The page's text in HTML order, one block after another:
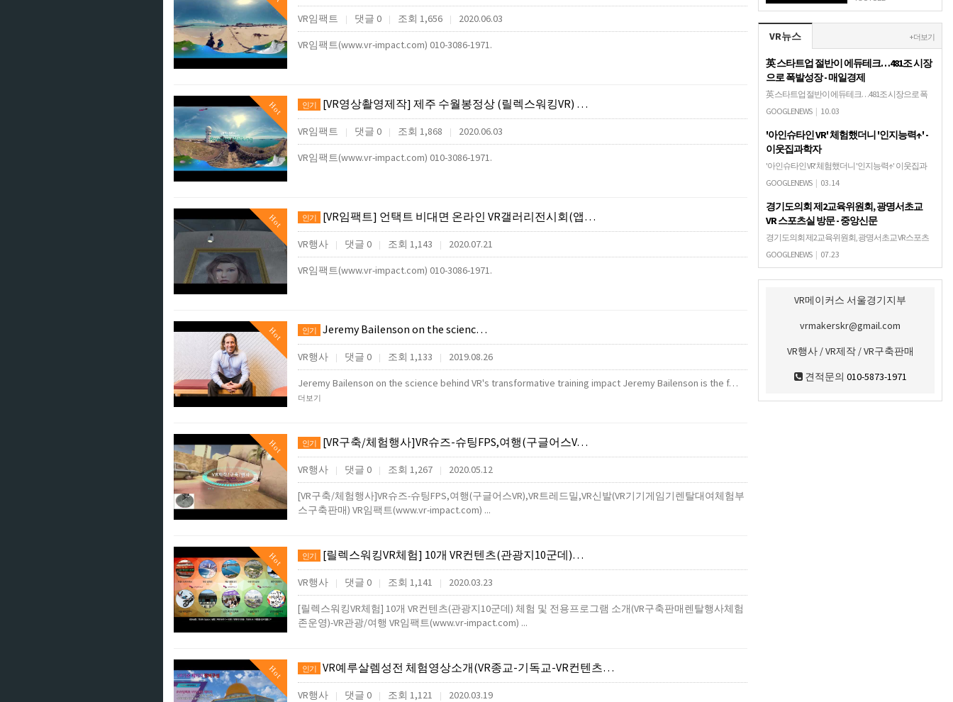
VR임팩트 댓글 0 조회 1,656 2020.06.03
VR임팩트(www.vr-impact.com) 010-3086-1971.
Hot 인기 [VR영상촬영제작] 제주 수월봉정상 (릴렉스워킹VR) …
VR임팩트 댓글 0 조회 1,868 2020.06.03
VR임팩트(www.vr-impact.com) 010-3086-1971.
Hot 인기 [VR임팩트] 언택트 비대면 온라인 VR갤러리전시회(앱…
VR행사 댓글 0 조회 1,143 2020.07.21
VR임팩트(www.vr-impact.com) 010-3086-1971.
Hot 인기 Jeremy Bailenson on the scienc…
VR행사 댓글 0 조회 1,133 2019.08.26
Jeremy Bailenson on the science behind VR's transformative training impact Jeremy Bailenson is the f…
더보기
Hot 인기 [VR구축/체험행사]VR슈즈-슈팅FPS,여행(구글어스V…
VR행사 댓글 0 조회 1,267 2020.05.12
[VR구축/체험행사]VR슈즈-슈팅FPS,여행(구글어스VR),VR트레드밀,VR신발(VR기기게임기렌탈대여체험부
스구축판매) VR임팩트(www.vr-impact.com) ...
Hot 인기 [릴렉스워킹VR체험] 10개 VR컨텐츠(관광지10군데)…
VR행사 댓글 0 조회 1,141 2020.03.23
[릴렉스워킹VR체험] 10개 VR컨텐츠(관광지10군데) 체험 및 전용프로그램 소개(VR구축판매렌탈행사체험
존운영)-VR관광/여행 VR임팩트(www.vr-impact.com) ...
Hot 인기 VR예루살렘성전 체험영상소개(VR종교-기독교-VR컨텐츠…
VR행사 댓글 0 조회 1,121 2020.03.19
Tillhörande artikel:
https://www.sweclockers.com/
https://www.sweclockers.com/
VR뉴스 + 더보기
英 스타트업 절반이 에듀테크…481조 시장
으로 폭발성장 - 매일경제
英 스타트업 절반이 에듀테크…481조 시장으로 폭
발성장 매일경제美시장 연평균 9%씩 폭발성장 최
려 중국·인도 시장도 급성장 전세계 블루오션 선점
경쟁에 한국도 정…
GOOGLENEWS | 10.03
'아인슈타인 VR' 체험했더니 '인지능력↑' -
이웃집과학자
'아인슈타인 VR' 체험했더니 '인지능력↑' 이웃집과
학자질량과 에너지는 시공간에 커브를 일으키고,
인의 '상대성 이론'을 간략히 정리한 표현인데요. 이
이론 하나 ..…
GOOGLENEWS | 03.14
경기도의회 제2교육위원회, 광명서초교
VR 스포츠실 방문 - 중앙신문
경기도의회 제2교육위원회, 광명서초교 VR 스포츠
실 방문 중앙신문경기도의회 제2교육위원회는 지
난 22일 광명서초등학교를 방문해 '가상현실(VR) 스
포츠실' 설치 사업 추진과정 설명을 듣고 교육적 효
과에 대한 사업 …
GOOGLENEWS | 07.23
VR메이커스 서울경기지부
vrmakerskr@gmail.com
VR행사 / VR제작 / VR구축판매
견적문의 010-5873-1971